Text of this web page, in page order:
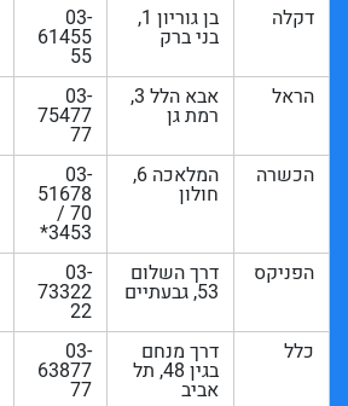
דקלה בן גוריון 1,
בני ברק
03-
61455
55
הראל
אבא הלל 3,
רמת גן
03-
75477
77
הכשרה
המלאכה 6,
חולון
03-
51678
70 /
3453*
הפניקס דרך השלום
53, גבעתיים
03-
73322
22
כלל
דרך מנחם
בגין 48, תל
אביב
03-
63877
77